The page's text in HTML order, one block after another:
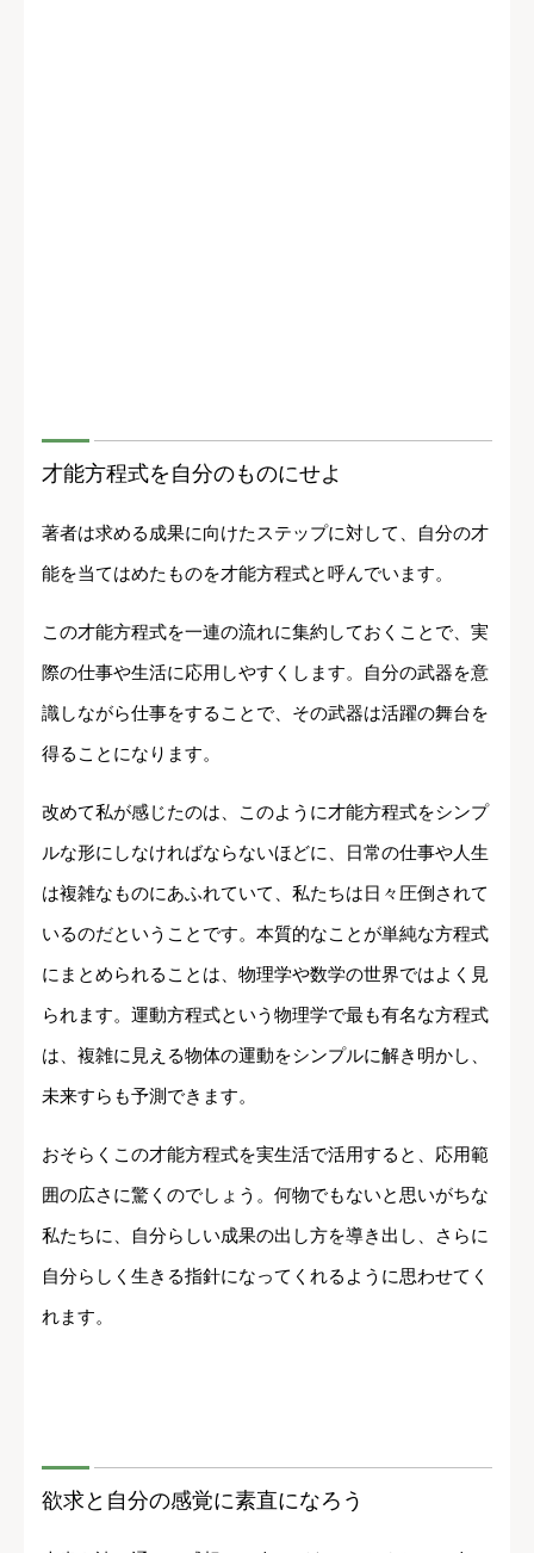
才能方程式を自分のものにせよ
著者は求める成果に向けたステップに対して、自分の才
能を当てはめたものを才能方程式と呼んでいます。
この才能方程式を一連の流れに集約しておくことで、実
際の仕事や生活に応用しやすくします。自分の武器を意
識しながら仕事をすることで、その武器は活躍の舞台を
得ることになります。
改めて私が感じたのは、このように才能方程式をシンプ
ルな形にしなければならないほどに、日常の仕事や人生
は複雑なものにあふれていて、私たちは日々圧倒されて
いるのだということです。本質的なことが単純な方程式
にまとめられることは、物理学や数学の世界ではよく見
られます。運動方程式という物理学で最も有名な方程式
は、複雑に見える物体の運動をシンプルに解き明かし、
未来すらも予測できます。
おそらくこの才能方程式を実生活で活用すると、応用範
囲の広さに驚くのでしょう。何物でもないと思いがちな
私たちに、自分らしい成果の出し方を導き出し、さらに
自分らしく生きる指針になってくれるように思わせてく
れます。
欲求と自分の感覚に素直になろう